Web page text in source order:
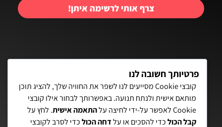
צרף אותי לרשימה איתן!
יצירת קשר:
פאת השולחן 15, תל-אביב
פרטיותך חשובה לנו
קובצי Cookie מסייעים לנו לשפר את החוויה שלך, להציג תוכן
מותאם אישית ולנתח תנועה. באפשרותך לבחור אילו קובצי
Cookie לאפשר על-ידי לחיצה על
התאמה אישית. לחץ על
קבל הכולכדי להסכים או עלדחה הכולכדי לסרב לקובצי